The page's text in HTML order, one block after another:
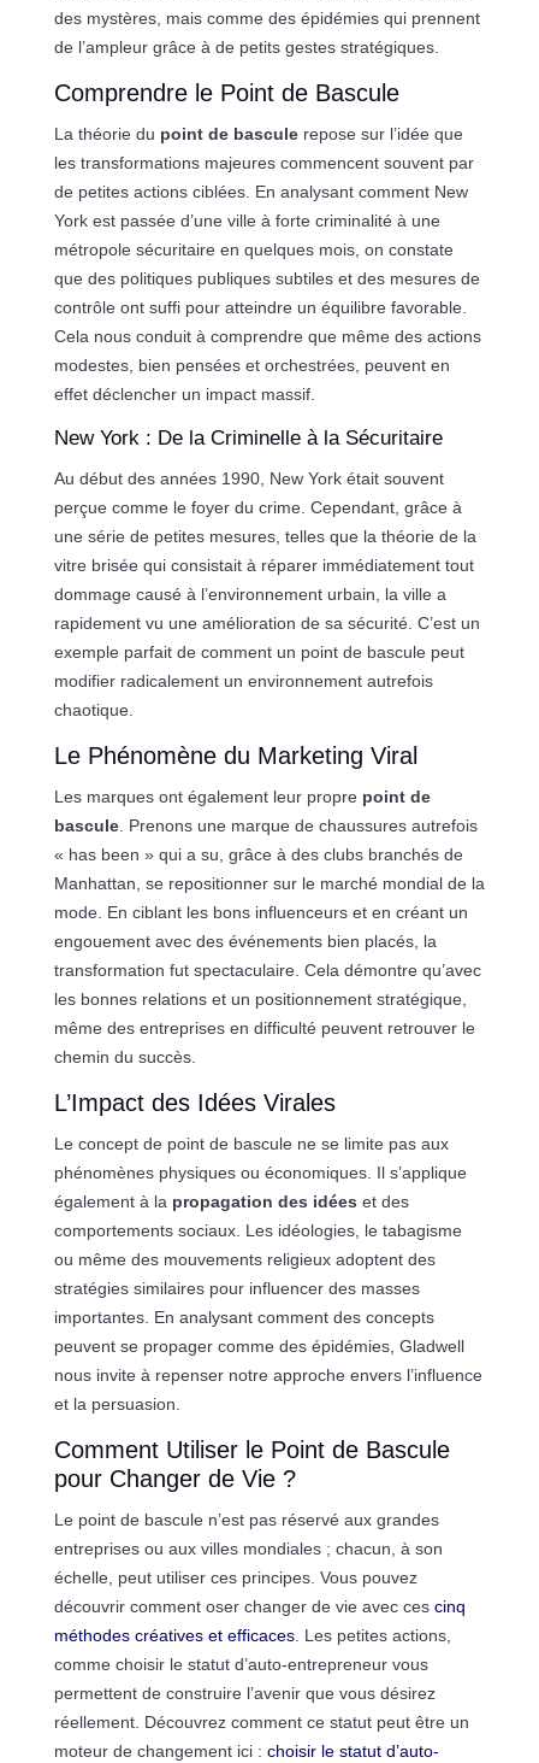
des mystères, mais comme des épidémies qui prennent
de l’ampleur grâce à de petits gestes stratégiques.
Comprendre le Point de Bascule
La théorie du point de basculerepose sur l’idée que
les transformations majeures commencent souvent par
de petites actions ciblées. En analysant comment New
York est passée d’une ville à forte criminalité à une
métropole sécuritaire en quelques mois, on constate
que des politiques publiques subtiles et des mesures de
contrôle ont suffi pour atteindre un équilibre favorable.
Cela nous conduit à comprendre que même des actions
modestes, bien pensées et orchestrées, peuvent en
effet déclencher un impact massif.
New York : De la Criminelle à la Sécuritaire
Au début des années 1990, New York était souvent
perçue comme le foyer du crime. Cependant, grâce à
une série de petites mesures, telles que la théorie de la
vitre brisée qui consistait à réparer immédiatement tout
dommage causé à l’environnement urbain, la ville a
rapidement vu une amélioration de sa sécurité. C’est un
exemple parfait de comment un point de bascule peut
modifier radicalement un environnement autrefois
chaotique.
Le Phénomène du Marketing Viral
Les marques ont également leur propre point de
bascule. Prenons une marque de chaussures autrefois
« has been » qui a su, grâce à des clubs branchés de
Manhattan, se repositionner sur le marché mondial de la
mode. En ciblant les bons influenceurs et en créant un
engouement avec des événements bien placés, la
transformation fut spectaculaire. Cela démontre qu’avec
les bonnes relations et un positionnement stratégique,
même des entreprises en difficulté peuvent retrouver le
chemin du succès.
L’Impact des Idées Virales
Le concept de point de bascule ne se limite pas aux
phénomènes physiques ou économiques. Il s’applique
également à la propagation des idées et des
comportements sociaux. Les idéologies, le tabagisme
ou même des mouvements religieux adoptent des
stratégies similaires pour influencer des masses
importantes. En analysant comment des concepts
peuvent se propager comme des épidémies, Gladwell
nous invite à repenser notre approche envers l’influence
et la persuasion.
Comment Utiliser le Point de Bascule
pour Changer de Vie ?
Le point de bascule n’est pas réservé aux grandes
entreprises ou aux villes mondiales ; chacun, à son
échelle, peut utiliser ces principes. Vous pouvez
découvrir comment oser changer de vie avec ces cinq
méthodes créatives et efficaces. Les petites actions,
comme choisir le statut d’auto-entrepreneur vous
permettent de construire l’avenir que vous désirez
réellement. Découvrez comment ce statut peut être un
moteur de changement ici : choisir le statut d’auto-